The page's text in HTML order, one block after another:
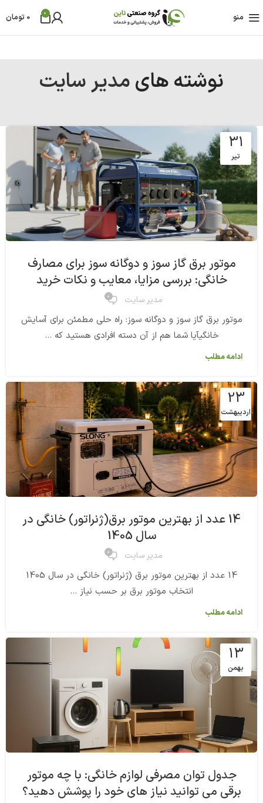
منو 0
0 تومان
نوشته هایمدیر سایت
31
تیر
موتور برق گاز سوز و دوگانه سوز برای مصارف
خانگی: بررسی مزایا، معایب و نکات خرید
مدیر سایت 0
موتور برق گاز سوز و دوگانه سوز: راه حلی مطمئن برای آسایش
خانگیآیا شما هم از آن دسته افرادی هستید که ...
ادامه مطلب
23
اردیبهشت
14 عدد از بهترین موتور برق(ژنراتور) خانگی در
سال 1405
مدیر سایت 0
14 عدد از بهترین موتور برق (ژنراتور) خانگی در سال 1405
انتخاب موتور برق بر حسب نیاز ...
ادامه مطلب
13
بهمن
جدول توان مصرفی لوازم خانگی: با چه موتور
برقی می توانید نیاز های خود را پوشش دهید؟